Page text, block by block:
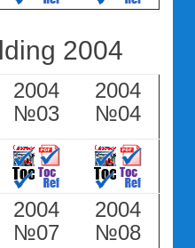
2004
2004
№03
2004
№04
2004
№07
2004
№08